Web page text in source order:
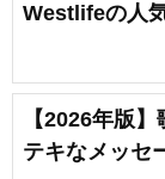
Westlifeの人
【2026年版
テキなメッセ